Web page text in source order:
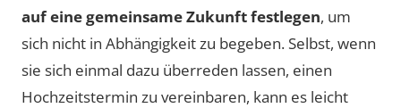
auf eine gemeinsame Zukunft festlegen, um
sich nicht in Abhängigkeit zu begeben. Selbst, wenn
sie sich einmal dazu überreden lassen, einen
Hochzeitstermin zu vereinbaren, kann es leicht